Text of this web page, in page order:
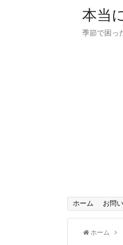
本当
季節で困っ
ホーム お問
ホーム